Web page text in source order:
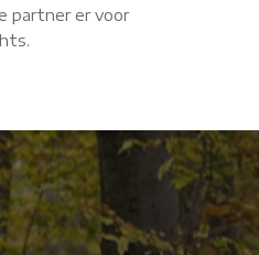
partner er voor